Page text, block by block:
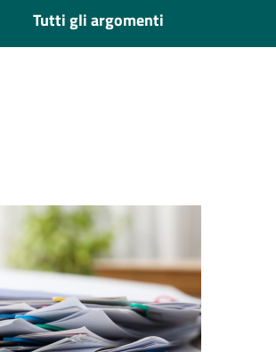
Tutti gli argomenti